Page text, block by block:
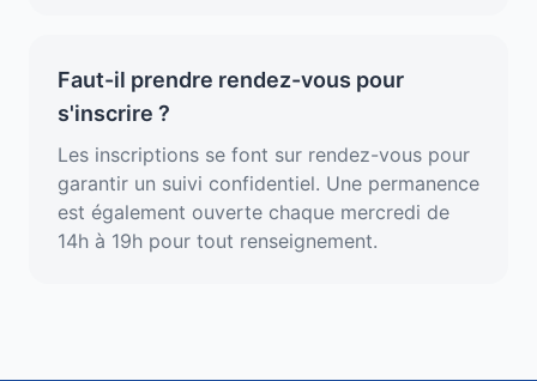
Faut-il prendre rendez-vous pour
s'inscrire ?
Les inscriptions se font sur rendez-vous pour
garantir un suivi confidentiel. Une permanence
est également ouverte chaque mercredi de
14h à 19h pour tout renseignement.